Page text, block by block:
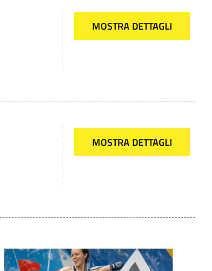
MOSTRA DETTAGLI
MOSTRA DETTAGLI